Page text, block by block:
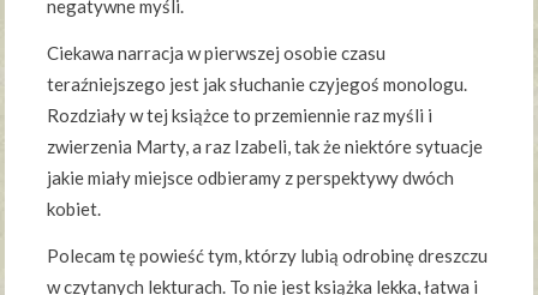
negatywne myśli.
Ciekawa narracja w pierwszej osobie czasu
teraźniejszego jest jak słuchanie czyjegoś monologu.
Rozdziały w tej książce to przemiennie raz myśli i
zwierzenia Marty, a raz Izabeli, tak że niektóre sytuacje
jakie miały miejsce odbieramy z perspektywy dwóch
kobiet.
Polecam tę powieść tym, którzy lubią odrobinę dreszczu
w czytanych lekturach. To nie jest książka lekka, łatwa i